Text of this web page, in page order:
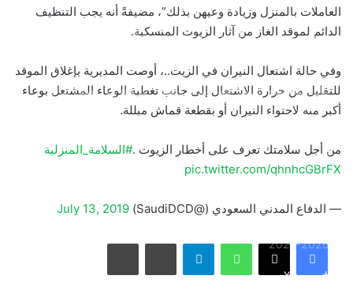
العاملات بالمنزل وزيادة وعيهن بذلك”، مضيفةً أنه يجب التنظيف
الدائم لموقد الغاز من آثار الزيوت المنسكبة.
وفي حالة اشتعال النيران في الزيت..، أوصت المديرية بإغلاق الموقد
للتقليل من حرارة الاشتعال إلى جانب تغطية الوعاء المشتعل بوعاء
أكبر منه لاحتواء النيران أو بقطعة قماش مبللة.
من أجل سلامتك تعرف على أخطار الزيوت .#السلامة_المنزلية
pic.twitter.com/qhnhcGBrFX
— الدفاع المدني السعودي (@SaudiDCD) July 13, 2019
فيسبوك X
واتساب تيلقرام مشاركة عبر البريد طباعة
بالصور: 800 متر من الرعب في بامبلونا.. ثيران هائجة تسحق
المغامرين ولن تصدق ما يحدث في «حلبة الموت»!
ثنائية بيلينغهام القاتلة تقود إنجلترا لعبور النرويج إلى نصف نهائي
مونديال 2026
أمريكا تشنّ الجولة الثالثة من ضرباتها الجوية على إيران رداً على
هجوم بمضيق هرمز
2026-2027